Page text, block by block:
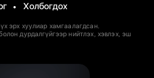
Холбогдох
эрх хуулиар хамгаалагдсан.
дурдалгүйгээр нийтлэх, хэвлэх, эш